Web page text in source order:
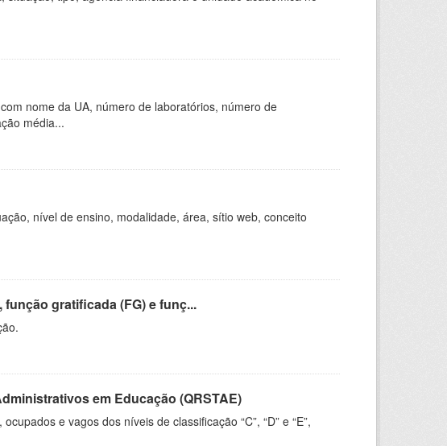
nome da UA, número de laboratórios, número de
média...
nível de ensino, modalidade, área, sítio web, conceito
gratificada (FG) e funç...
em Educação (QRSTAE)
e vagos dos níveis de classificação “C”, “D” e “E”,